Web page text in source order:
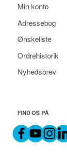
Min konto
Adressebog
Ønskeliste
Ordrehistorik
Nyhedsbrev
FIND OS PÅ